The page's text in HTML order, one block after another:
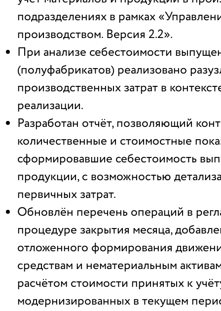
подразделениях в рамках
производством. Версия 2.2».
При анализе себестоимости
(полуфабрикатов) реализовано
производственных затрат в
реализации.
Разработан отчёт, позволяющий
количественные и стоимостные
сформировавшие себестоимость
продукции, с возможностью
первичных затрат.
Обновлён перечень операций в
процедуре закрытия месяца,
отложенного формирования
средствам и нематериальным
расчётом стоимости принятых к
модернизированных в текущем